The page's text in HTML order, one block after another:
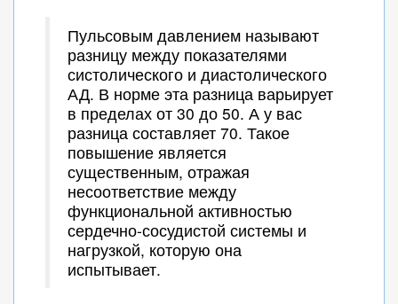
Пульсовым давлением называют
разницу между показателями
систолического и диастолического
АД. В норме эта разница варьирует
в пределах от 30 до 50. А у вас
разница составляет 70. Такое
повышение является
существенным, отражая
несоответствие между
функциональной активностью
сердечно-сосудистой системы и
нагрузкой, которую она
испытывает.